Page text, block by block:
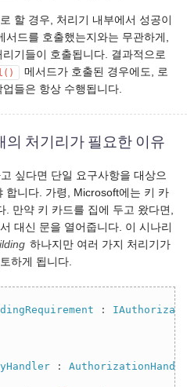
할 경우, 처리기 내부에서 성공이
서드를 호출했는지와는 무관하게,
기들이 호출됩니다. 결과적으로
메서드가 호출된 경우에도, 로
들은 항상 수행됩니다.
처기리가 필요한 이유
싶다면 단일 요구사항을 대상으
합니다. 가령, Microsoft에는 키 카
만약 키 카드를 집에 두고 왔다면,
대신 문을 열어줍니다. 이 시나리
하나지만 여러 가지 처리기가
하게 됩니다.
:
: